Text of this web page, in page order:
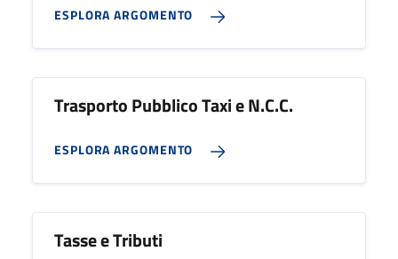
ESPLORA ARGOMENTO
Trasporto Pubblico Taxi e N.C.C.
ESPLORA ARGOMENTO
Tasse e Tributi